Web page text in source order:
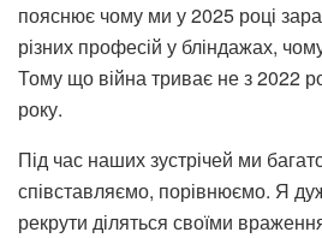
пояснює чому ми у 2025 році
різних професій у бліндажах,
Тому що війна триває не з 2022
року.
Під час наших зустрічей ми
співставляємо, порівнюємо. Я
рекрути діляться своїми